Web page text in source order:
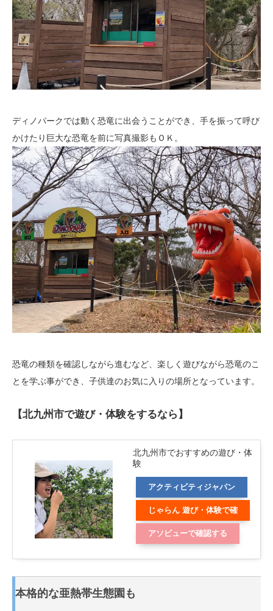
ディノパークでは動く恐竜に出会うことができ、手を振って呼び
かけたり巨大な恐竜を前に写真撮影もＯＫ。
恐竜の種類を確認しながら進むなど、楽しく遊びながら恐竜のこ
とを学ぶ事ができ、子供達のお気に入りの場所となっています。
【北九州市で遊び・体験をするなら】
北九州市でおすすめの遊び・体
験
アクティビティジャパン
じゃらん 遊び・体験で確
認する
アソビューで確認する
本格的な亜熱帯生態園も